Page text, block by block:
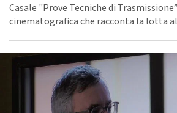
Casale "Prove Tecniche di
cinematografica che racconta la lotta